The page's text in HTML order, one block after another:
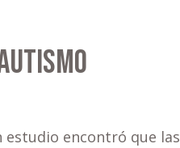
estudio encontró que las